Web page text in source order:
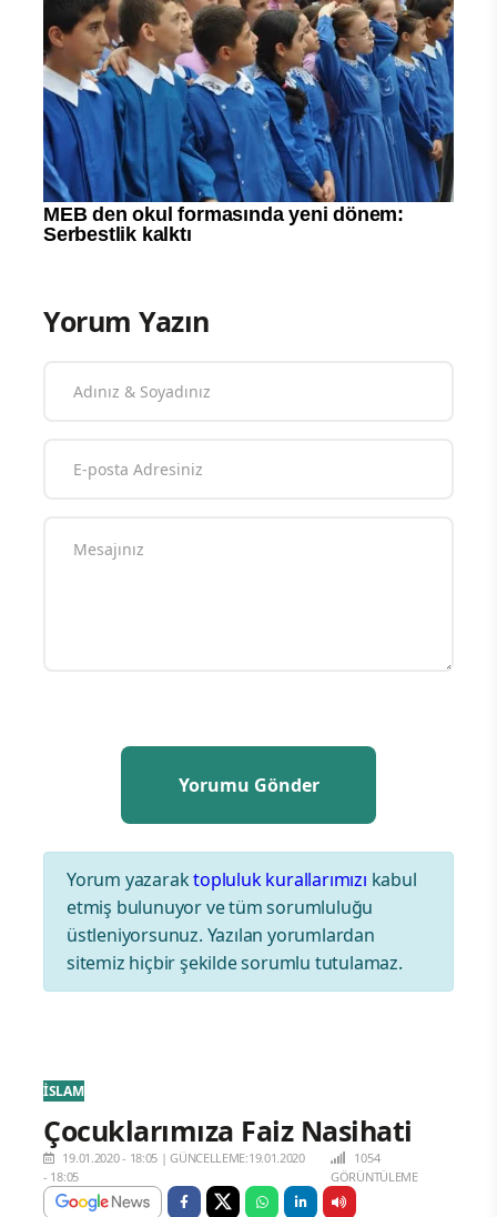
Yorum Yazın
Yorum yazaraktopluluk kurallarımızı kabul
etmiş bulunuyor ve tüm sorumluluğu
üstleniyorsunuz. Yazılan yorumlardan
sitemiz hiçbir şekilde sorumlu tutulamaz.
İSLAM
Çocuklarımıza Faiz Nasihati
19.01.2020 - 18:05 |GÜNCELLEME:19.01.2020
- 18:05
1054
GÖRÜNTÜLEME